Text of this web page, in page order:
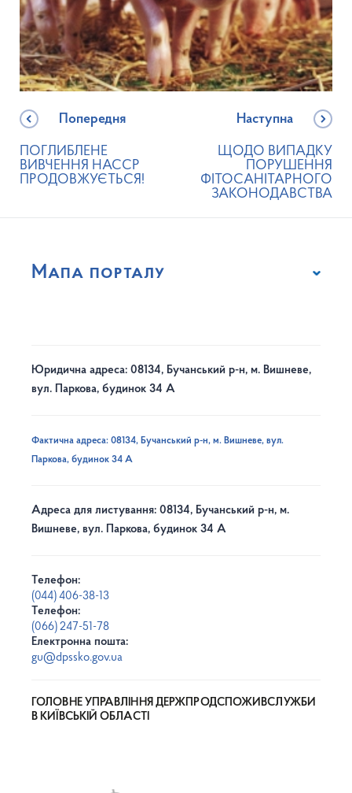
Попередня
ПОГЛИБЛЕНЕ
ВИВЧЕННЯ НАССР
ПРОДОВЖУЄТЬСЯ!
Наступна
ЩОДО ВИПАДКУ
ПОРУШЕННЯ
ФІТОСАНІТАРНОГО
ЗАКОНОДАВСТВА
Мапа порталу
Юридична адреса: 08134, Бучанський р-н, м. Вишневе,
вул. Паркова, будинок 34 А
Фактична адреса: 08134, Бучанський р-н, м. Вишневе, вул.
Паркова, будинок 34 А
Адреса для листування: 08134, Бучанський р-н, м.
Вишневе, вул. Паркова, будинок 34 А
Телефон:
(044) 406-38-13
Телефон:
(066) 247-51-78
Електронна пошта:
gu@dpssko.gov.ua
ГОЛОВНЕ УПРАВЛІННЯ ДЕРЖПРОДСПОЖИВСЛУЖБИ
В КИЇВСЬКІЙ ОБЛАСТІ